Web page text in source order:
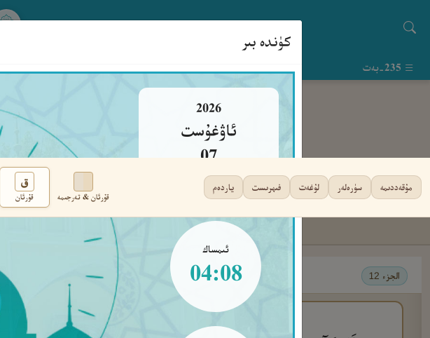
كۈندە بىر
2026
ئاۋغۇست
07
جۈمە
ئىمساك
04:08
مۇقەددىمە سۈرەلەر لۇغەت فىھرىست ياردەم
قۇرئان & تەرجىمە
ق
قۇرئان
الجزء 12